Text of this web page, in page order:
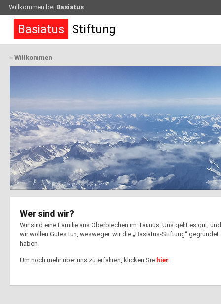
Willkommen bei Basiatus
Basiatus Stiftung
» Willkommen
Wer sind wir?
Wir sind eine Familie aus Oberbrechen im Taunus. Uns geht es gut, und
wir wollen Gutes tun, weswegen wir die „Basiatus-Stiftung“ gegründet
haben.
Um noch mehr über uns zu erfahren, klicken Sie hier.